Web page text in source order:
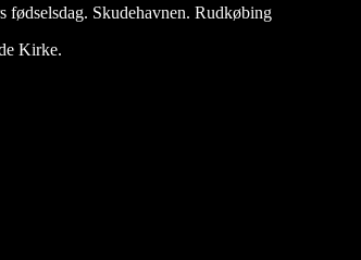
fødselsdag. Skudehavnen. Rudkøbing
Kirke.